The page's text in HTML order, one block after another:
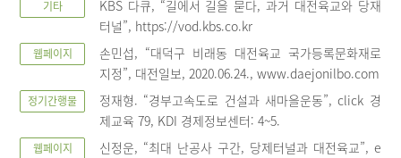
기타
KBS 다큐, “길에서 길을 묻다, 과거 대전육교와 당재
터널”, https://vod.kbs.co.kr
웹페이지
손민섭, “대덕구 비래동 대전육교 국가등록문화재로
지정”, 대전일보, 2020.06.24., www.daejonilbo.com
정기간행물
정재형. “경부고속도로 건설과 새마을운동”, click 경
제교육 79, KDI 경제정보센터: 4~5.
웹페이지
신정운, “최대 난공사 구간, 당제터널과 대전육교”, e